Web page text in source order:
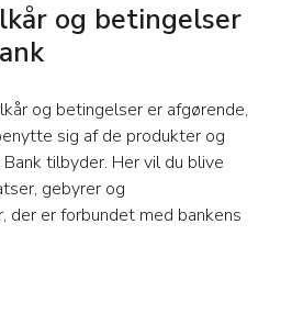
og betingelser
og betingelser er afgørende,
sig af de produkter og
tilbyder. Her vil du blive
gebyrer og
der er forbundet med bankens